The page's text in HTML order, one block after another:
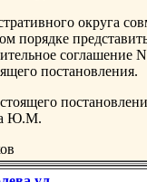
округа
порядке
соглашение
постановления.
Ю.М.